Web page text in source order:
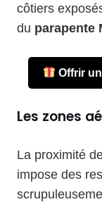
côtiers
du parapente
Offrir
Les zones
La proximité
impose des